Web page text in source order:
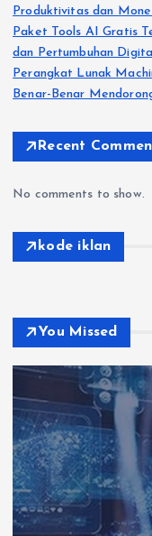
Produktivitas dan
Paket Tools AI Gratis
dan Pertumbuhan Digital
Perangkat Lunak
Benar-Benar
Recent
No comments to show.
kode iklan
You Missed